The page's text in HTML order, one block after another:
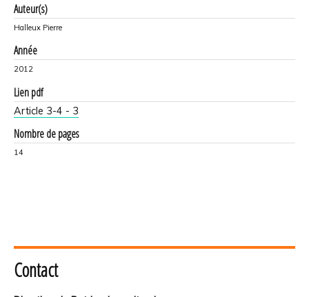
Auteur(s)
Halleux Pierre
Année
2012
Lien pdf
Article 3-4 - 3
Nombre de pages
14
Contact